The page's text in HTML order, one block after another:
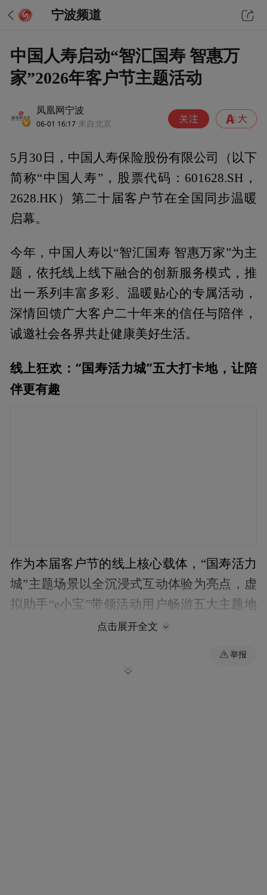
宁波频道
中国人寿启动“智汇国寿 智惠万
家”2026年客户节主题活动
凤凰网宁波
06-01 16:17 来自北京
5月30日，中国人寿保险股份有限公司（以下
简称“中国人寿”，股票代码：601628.SH，
2628.HK）第二十届客户节在全国同步温暖
启幕。
今年，中国人寿以“智汇国寿 智惠万家”为主
题，依托线上线下融合的创新服务模式，推
出一系列丰富多彩、温暖贴心的专属活动，
深情回馈广大客户二十年来的信任与陪伴，
诚邀社会各界共赴健康美好生活。
线上狂欢：“国寿活力城”五大打卡地，让陪
伴更有趣
作为本届客户节的线上核心载体，“国寿活力
城”主题场景以全沉浸式互动体验为亮点，虚
拟助手“e小宝”带领活动用户畅游五大主题地
标，串联起一场兼具趣味与温情的数字化旅
在“时光列车站”，活动用户可搭乘开往回忆
点击展开全文
举报